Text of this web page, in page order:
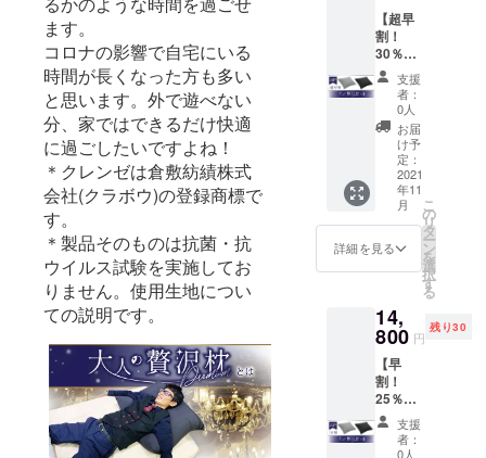
ます。
コロナの影響で自宅にいる
時間が長くなった方も多い
と思います。外で遊べない
分、家ではできるだけ快適
に過ごしたいですよね！
＊クレンゼは倉敷紡績株式
会社(クラボウ)の登録商標で
す。
＊製品そのものは抗菌・抗
ウイルス試験を実施してお
りません。使用生地につい
ての説明です。
思っていた
だける快適
な暮らしを
サポートで
きるような
商品を提供
したいと考
えていま
す。
※OEM・オリ
ジナルな
があれば、
お気軽にお
問い合せく
ださい。
【超早
割！
30％OF
F】 大
人の贅
沢枕×
１個 ・
完成し
た枕×１
（一般
販売価
19,800
円） →
カバー
はス
キーグ
レー／
ジェッ
トブ
ラック
の2色か
らお好
きな色
をお選
支援
者：
0人
お届
け予
定：
2021
年11
月
詳細を見る
こ
の
リ
タ
ー
ン
を
選
択
す
る
14,
800 円
残り30
【早
割！
25％OF
F】 大
人の贅
沢枕×
支援
者：
0人